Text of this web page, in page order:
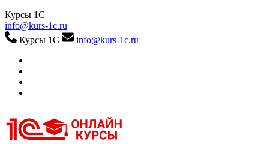
Курсы 1С
info@kurs-1c.ru
Курсы 1С
info@kurs-1c.ru